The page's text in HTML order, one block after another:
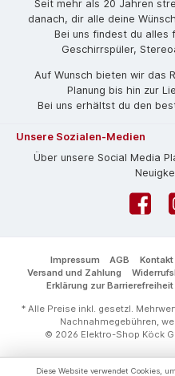
Seit mehr als 20 Jahren
danach, dir alle deine
Bei uns findest du alles
Geschirrspüler,
Auf Wunsch bieten wir das
Planung bis hin zur
Bei uns erhältst du den
Unsere Sozialen-Medien
Über unsere Social Media
Facebook
Impressum AGB Kontakt
Versand und Zahlung
Erklärung zur Barrierefreiheit
* Alle Preise inkl. gesetzl.
Nachnahmegebühren,
© 2026 Elektro-Shop Köck
Diese Website verwendet Cookies,